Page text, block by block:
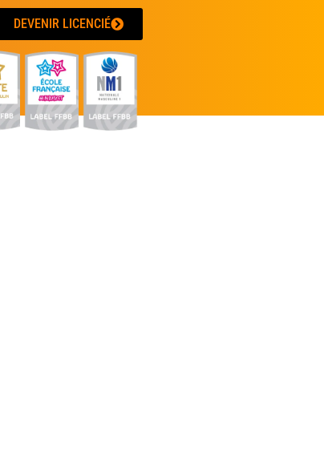
DEVENIR LICENCIÉ